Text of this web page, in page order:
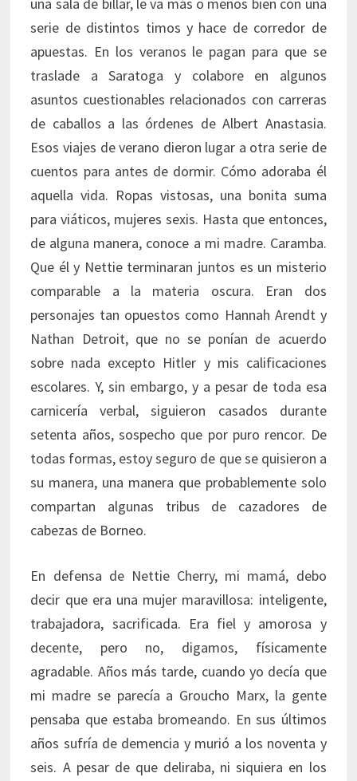
una sala de billar, le va más o menos bien con una
serie de distintos timos y hace de corredor de
apuestas. En los veranos le pagan para que se
traslade a Saratoga y colabore en algunos
asuntos cuestionables relacionados con carreras
de caballos a las órdenes de Albert Anastasia.
Esos viajes de verano dieron lugar a otra serie de
cuentos para antes de dormir. Cómo adoraba él
aquella vida. Ropas vistosas, una bonita suma
para viáticos, mujeres sexis. Hasta que entonces,
de alguna manera, conoce a mi madre. Caramba.
Que él y Nettie terminaran juntos es un misterio
comparable a la materia oscura. Eran dos
personajes tan opuestos como Hannah Arendt y
Nathan Detroit, que no se ponían de acuerdo
sobre nada excepto Hitler y mis calificaciones
escolares. Y, sin embargo, y a pesar de toda esa
carnicería verbal, siguieron casados durante
setenta años, sospecho que por puro rencor. De
todas formas, estoy seguro de que se quisieron a
su manera, una manera que probablemente solo
compartan algunas tribus de cazadores de
cabezas de Borneo.
En defensa de Nettie Cherry, mi mamá, debo
decir que era una mujer maravillosa: inteligente,
trabajadora, sacrificada. Era fiel y amorosa y
decente, pero no, digamos, físicamente
agradable. Años más tarde, cuando yo decía que
mi madre se parecía a Groucho Marx, la gente
pensaba que estaba bromeando. En sus últimos
años sufría de demencia y murió a los noventa y
seis. A pesar de que deliraba, ni siquiera en los